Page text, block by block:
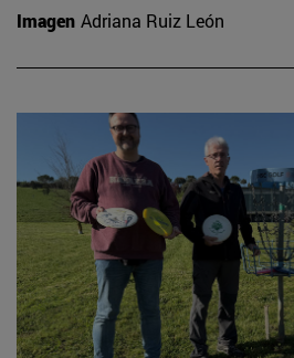
Imagen Adriana Ruiz León